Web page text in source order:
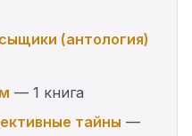
(антология)
— 1 книга
тайны —